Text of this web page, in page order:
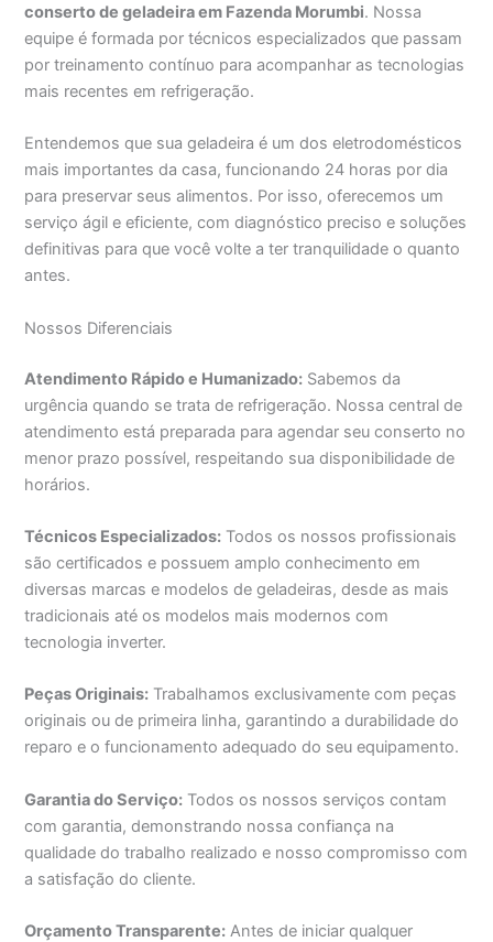
conserto de geladeira em Fazenda Morumbi. Nossa
equipe é formada por técnicos especializados que passam
por treinamento contínuo para acompanhar as tecnologias
mais recentes em refrigeração.
Entendemos que sua geladeira é um dos eletrodomésticos
mais importantes da casa, funcionando 24 horas por dia
para preservar seus alimentos. Por isso, oferecemos um
serviço ágil e eficiente, com diagnóstico preciso e soluções
definitivas para que você volte a ter tranquilidade o quanto
antes.
Nossos Diferenciais
Atendimento Rápido e Humanizado: Sabemos da
urgência quando se trata de refrigeração. Nossa central de
atendimento está preparada para agendar seu conserto no
menor prazo possível, respeitando sua disponibilidade de
horários.
Técnicos Especializados: Todos os nossos profissionais
são certificados e possuem amplo conhecimento em
diversas marcas e modelos de geladeiras, desde as mais
tradicionais até os modelos mais modernos com
tecnologia inverter.
Peças Originais: Trabalhamos exclusivamente com peças
originais ou de primeira linha, garantindo a durabilidade do
reparo e o funcionamento adequado do seu equipamento.
Garantia do Serviço: Todos os nossos serviços contam
com garantia, demonstrando nossa confiança na
qualidade do trabalho realizado e nosso compromisso com
a satisfação do cliente.
Orçamento Transparente: Antes de iniciar qualquer